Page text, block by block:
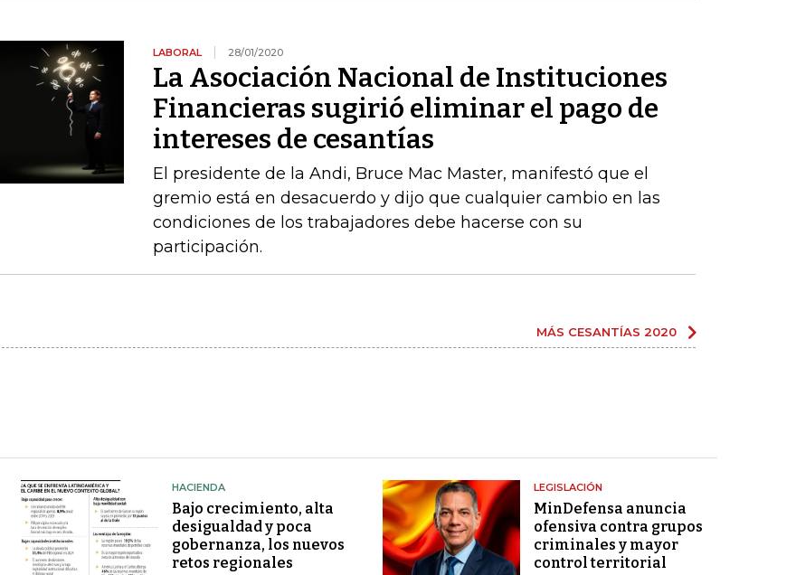
LABORAL 28/01/2020
La Asociación Nacional de Instituciones
Financieras sugirió eliminar el pago de
intereses de cesantías
El presidente de la Andi, Bruce Mac Master, manifestó que el
gremio está en desacuerdo y dijo que cualquier cambio en las
condiciones de los trabajadores debe hacerse con su
participación.
MÁS CESANTÍAS 2020
HACIENDA
Bajo crecimiento, alta
desigualdad y poca
gobernanza, los nuevos
retos regionales
LEGISLACIÓN
MinDefensa anuncia
ofensiva contra grupos
criminales y mayor
control territorial